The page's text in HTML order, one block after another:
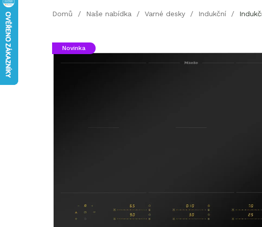
Domů / Naše nabídka / Varné desky / Indukční /
Novinka